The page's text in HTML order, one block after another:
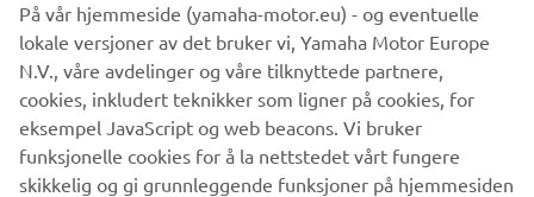
Informasjonen og/eller bildene på disse nettsidene kan
aldri brukes til kommersielle eller ikke-kommersielle
formål uten eksplisitt skriftlig samtykke fra Yamaha Motor
Europe N.V. og/eller Yamaha Motor Co., Ltd.
Kjør alltid på en trygg måte og følg lokale lover og regler.
På vår hjemmeside (yamaha-motor.eu) - og eventuelle
lokale versjoner av det bruker vi, Yamaha Motor Europe
N.V., våre avdelinger og våre tilknyttede partnere,
cookies, inkludert teknikker som ligner på cookies, for
eksempel JavaScript og web beacons. Vi bruker
funksjonelle cookies for å la nettstedet vårt fungere
skikkelig og gi grunnleggende funksjoner på hjemmesiden